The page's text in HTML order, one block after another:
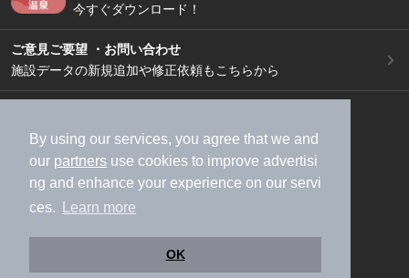
By using our services, you agree that we and
our partners use cookies to improve advertisi
ng and enhance your experience on our servi
ces.
Learn more
OK
今すぐダウンロード！
ご意見ご要望 ・お問い合わせ
施設データの新規追加や修正依頼もこちらから
加盟店募集（資料請求）
広告出稿のご案内
利用規約
ライフスタイルMEMBERS+規約
特定商取引法に基づく表記
ヘルプ
採用情報
運営会社